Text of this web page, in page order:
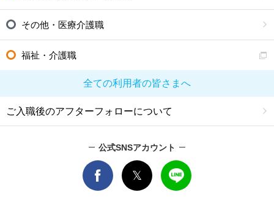
その他・医療介護職
福祉・介護職
全ての利用者の皆さまへ
ご入職後のアフターフォローについて
公式SNSアカウント